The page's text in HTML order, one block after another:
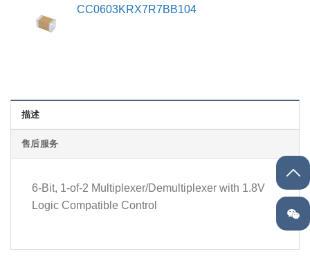
CC0603KRX7R7BB104
描述
售后服务
6-Bit, 1-of-2 Multiplexer/Demultiplexer with 1.8V
Logic Compatible Control